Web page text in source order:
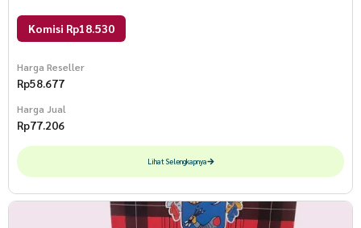
Komisi Rp18.530
Harga Reseller
Rp58.677
Harga Jual
Rp77.206
Lihat Selengkapnya